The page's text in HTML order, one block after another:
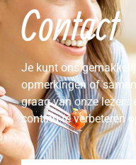
Contact
Je kunt ons
opmerkingen of
graag van onze lezers
continu te verbeteren